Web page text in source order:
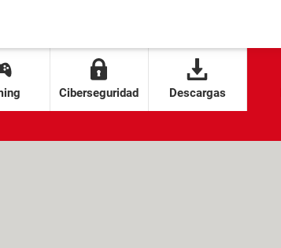
Ciberseguridad Descargas